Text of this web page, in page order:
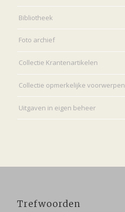
Bibliotheek
Foto archief
Collectie Krantenartikelen
Collectie opmerkelijke voorwerpen
Uitgaven in eigen beheer
Trefwoorden